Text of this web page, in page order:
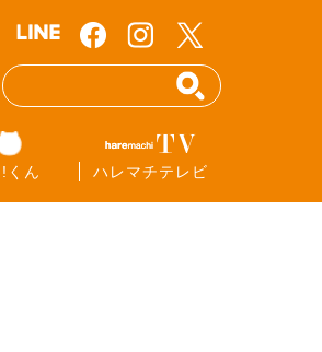
くん ハレマチテレビ